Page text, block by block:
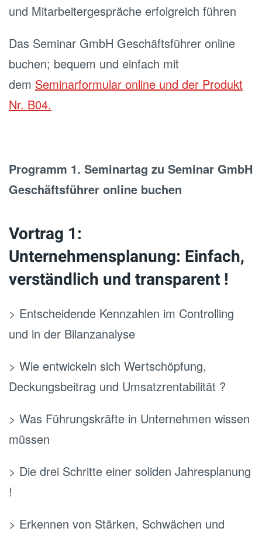
und Mitarbeitergespräche erfolgreich führen
Das Seminar GmbH Geschäftsführer online
buchen; bequem und einfach mit
dem Seminarformular online und der Produkt
Nr. B04.
Programm 1. Seminartag zu Seminar GmbH
Geschäftsführer online buchen
Vortrag 1:
Unternehmensplanung: Einfach,
verständlich und transparent !
> Entscheidende Kennzahlen im Controlling
und in der Bilanzanalyse
> Wie entwickeln sich Wertschöpfung,
Deckungsbeitrag und Umsatzrentabilität ?
> Was Führungskräfte in Unternehmen wissen
müssen
> Die drei Schritte einer soliden Jahresplanung
!
> Erkennen von Stärken, Schwächen und